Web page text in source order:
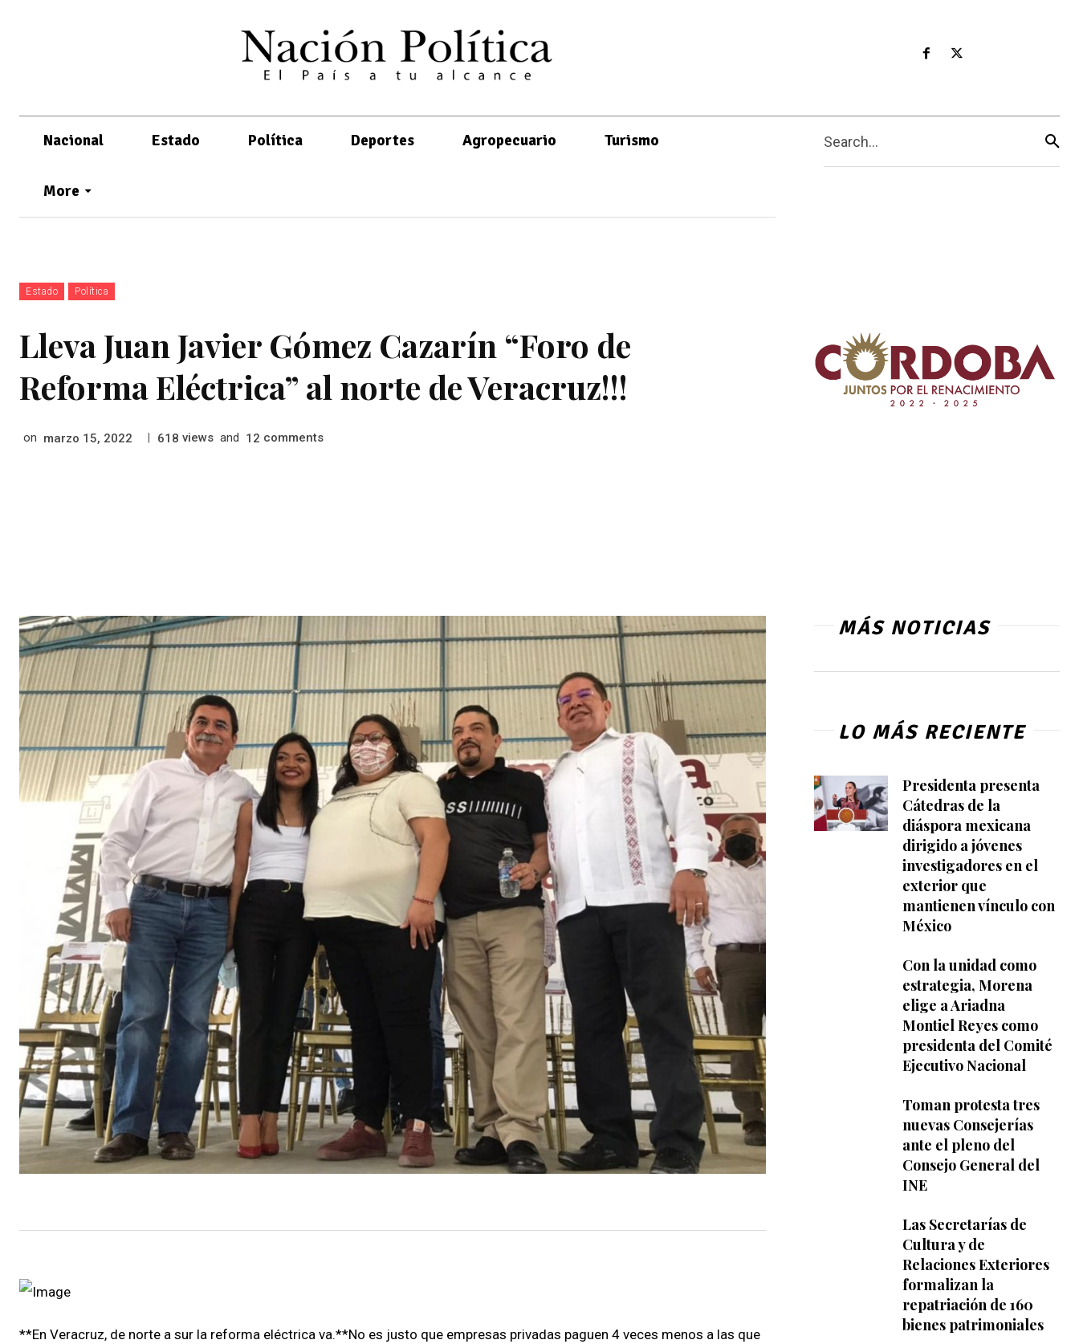
Nacional Estado Política Deportes Agropecuario Turismo
More
Search...
Estado Política
Lleva Juan Javier Gómez Cazarín “Foro de
Reforma Eléctrica” al norte de Veracruz!!!
on marzo 15, 2022 618 views and 12 comments
**En Veracruz, de norte a sur la reforma eléctrica va.**No es justo que empresas privadas paguen 4 veces menos a las que
MÁS NOTICIAS
LO MÁS RECIENTE
Presidenta presenta
Cátedras de la
diáspora mexicana
dirigido a jóvenes
investigadores en el
exterior que
mantienen vínculo con
México
Con la unidad como
estrategia, Morena
elige a Ariadna
Montiel Reyes como
presidenta del Comité
Ejecutivo Nacional
Toman protesta tres
nuevas Consejerías
ante el pleno del
Consejo General del
INE
Las Secretarías de
Cultura y de
Relaciones Exteriores
formalizan la
repatriación de 160
bienes patrimoniales